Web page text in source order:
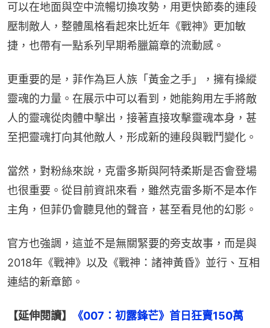
可以在地面與空中流暢切換攻勢，用更快節奏的連段
壓制敵人，整體風格看起來比近年《戰神》更加敏
捷，也帶有一點系列早期希臘篇章的流動感。
更重要的是，菲作為巨人族「黃金之手」，擁有操縱
靈魂的力量。在展示中可以看到，她能夠用左手將敵
人的靈魂從肉體中擊出，接著直接攻擊靈魂本身，甚
至把靈魂打向其他敵人，形成新的連段與戰鬥變化。
當然，對粉絲來說，克雷多斯與阿特柔斯是否會登場
也很重要。從目前資訊來看，雖然克雷多斯不是本作
主角，但菲仍會聽見他的聲音，甚至看見他的幻影。
官方也強調，這並不是無關緊要的旁支故事，而是與
2018年《戰神》以及《戰神：諸神黃昏》並行、互相
連結的新章節。
【延伸閱讀】
《007：初露鋒芒》首日狂賣150萬